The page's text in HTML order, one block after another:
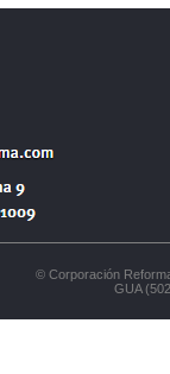
© Corporación
GUA